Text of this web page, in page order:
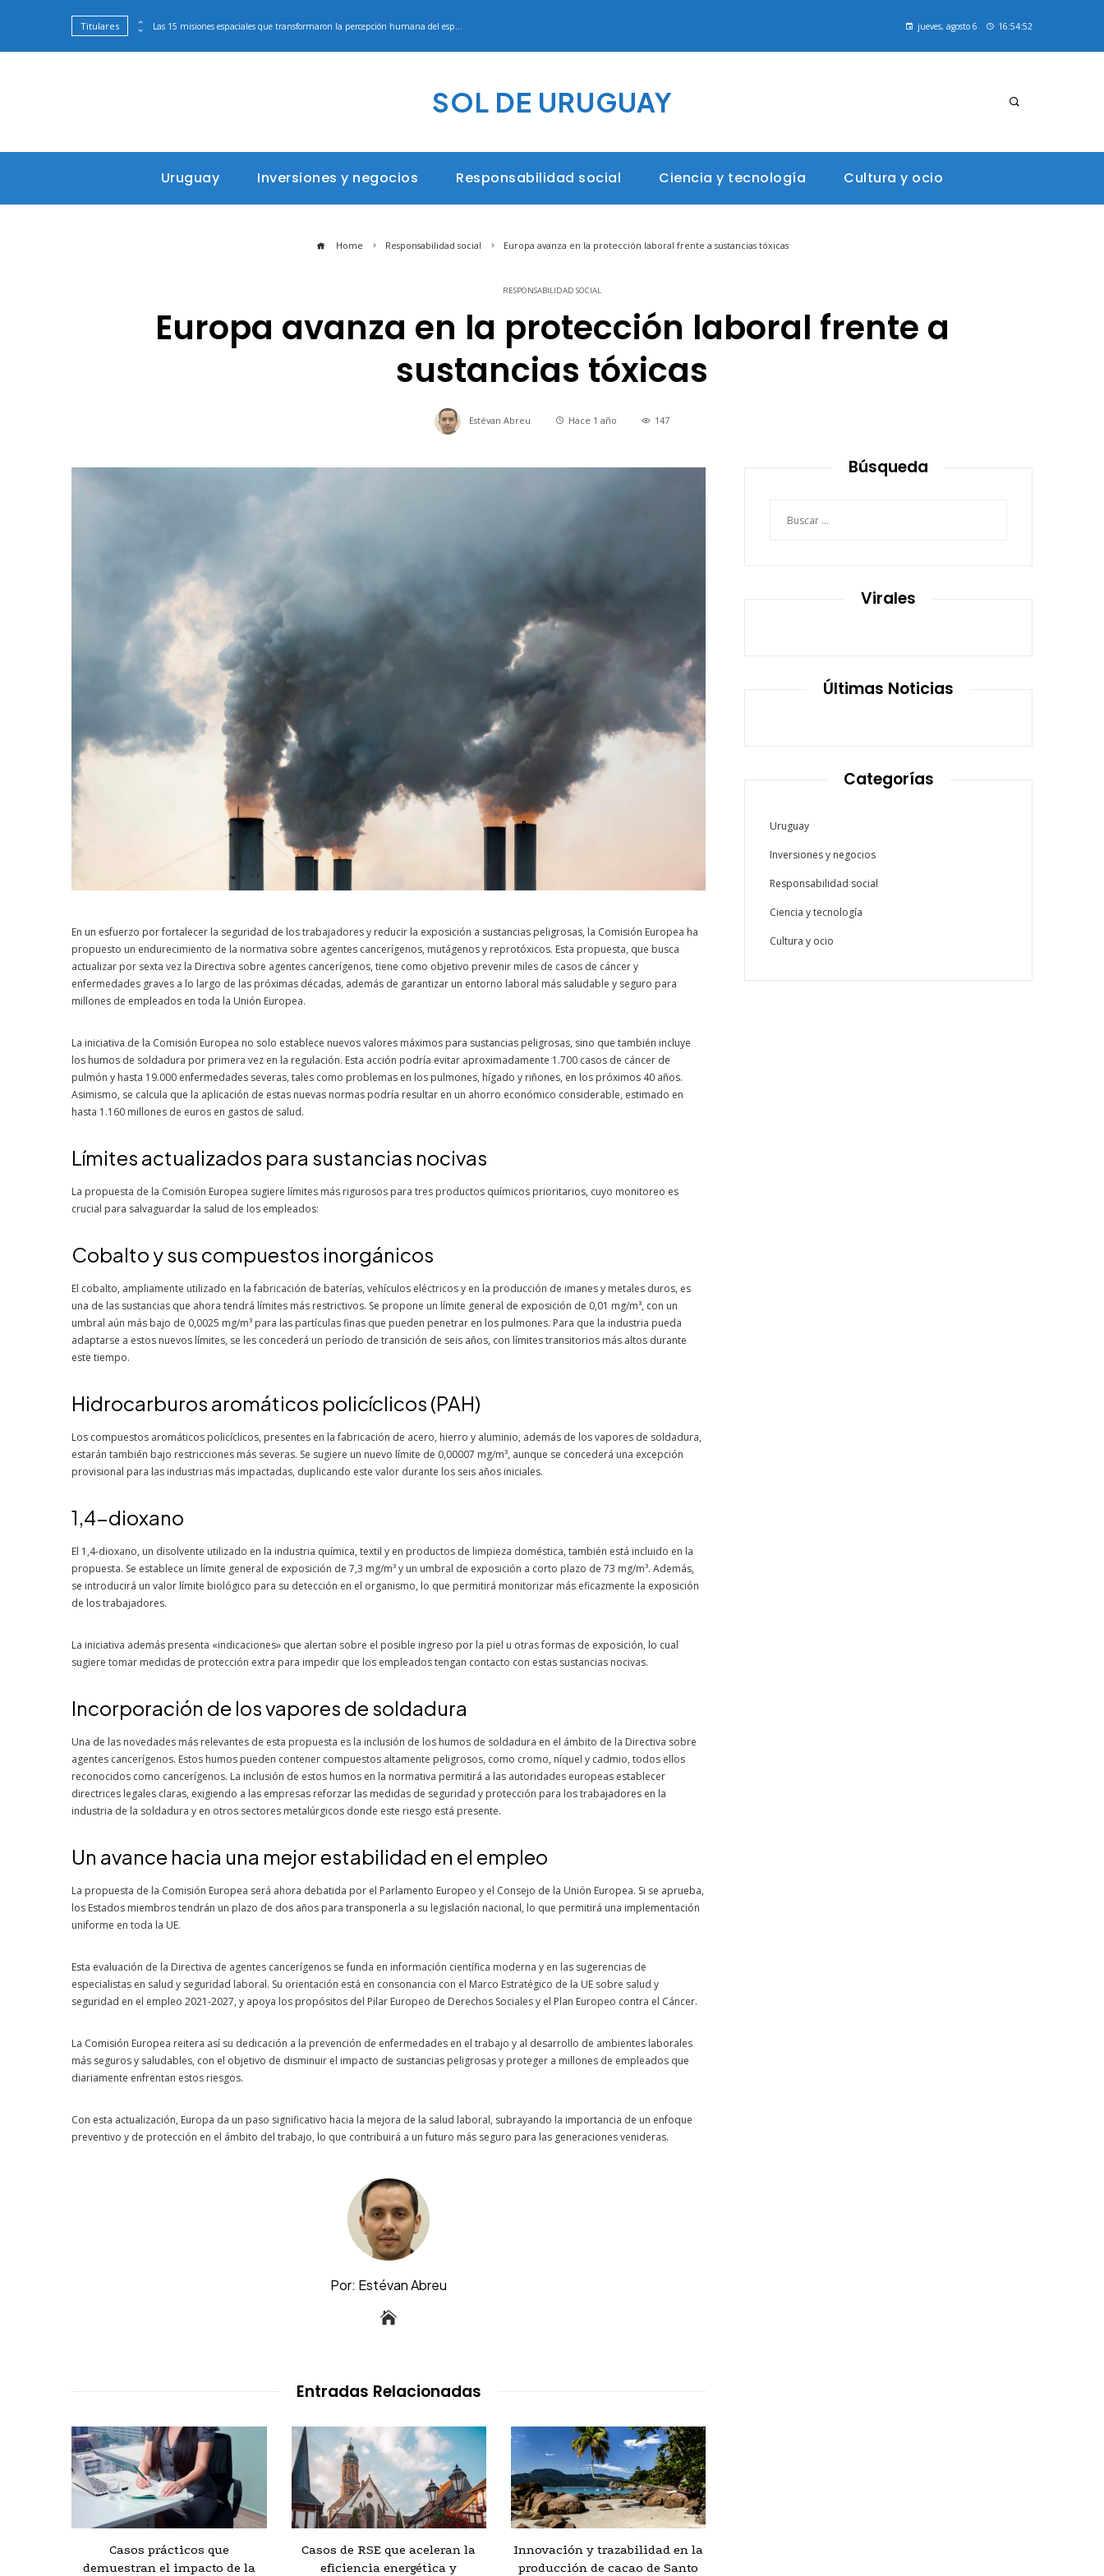
Titulares
oficiales y presentaciones en vivo Historia de las empresas más valiosas en el mercado bursátil global
jueves, agosto 6 16:54:53
SOL DE URUGUAY
Uruguay Inversiones y negocios Responsabilidad social Ciencia y tecnología Cultura y ocio
Home Responsabilidad social Europa avanza en la protección laboral frente a sustancias tóxicas
RESPONSABILIDAD SOCIAL
Europa avanza en la protección laboral frente a
sustancias tóxicas
Estévan Abreu Hace 1 año 147
En un esfuerzo por fortalecer la seguridad de los trabajadores y reducir la exposición a sustancias peligrosas, la Comisión Europea ha
propuesto un endurecimiento de la normativa sobre agentes cancerígenos, mutágenos y reprotóxicos. Esta propuesta, que busca
actualizar por sexta vez la Directiva sobre agentes cancerígenos, tiene como objetivo prevenir miles de casos de cáncer y
enfermedades graves a lo largo de las próximas décadas, además de garantizar un entorno laboral más saludable y seguro para
millones de empleados en toda la Unión Europea.
La iniciativa de la Comisión Europea no solo establece nuevos valores máximos para sustancias peligrosas, sino que también incluye
los humos de soldadura por primera vez en la regulación. Esta acción podría evitar aproximadamente 1.700 casos de cáncer de
pulmón y hasta 19.000 enfermedades severas, tales como problemas en los pulmones, hígado y riñones, en los próximos 40 años.
Asimismo, se calcula que la aplicación de estas nuevas normas podría resultar en un ahorro económico considerable, estimado en
hasta 1.160 millones de euros en gastos de salud.
Límites actualizados para sustancias nocivas
La propuesta de la Comisión Europea sugiere límites más rigurosos para tres productos químicos prioritarios, cuyo monitoreo es
crucial para salvaguardar la salud de los empleados:
Cobalto y sus compuestos inorgánicos
El cobalto, ampliamente utilizado en la fabricación de baterías, vehículos eléctricos y en la producción de imanes y metales duros, es
una de las sustancias que ahora tendrá límites más restrictivos. Se propone un límite general de exposición de 0,01 mg/m³, con un
umbral aún más bajo de 0,0025 mg/m³ para las partículas finas que pueden penetrar en los pulmones. Para que la industria pueda
adaptarse a estos nuevos límites, se les concederá un período de transición de seis años, con límites transitorios más altos durante
este tiempo.
Hidrocarburos aromáticos policíclicos (PAH)
Los compuestos aromáticos policíclicos, presentes en la fabricación de acero, hierro y aluminio, además de los vapores de soldadura,
estarán también bajo restricciones más severas. Se sugiere un nuevo límite de 0,00007 mg/m³, aunque se concederá una excepción
provisional para las industrias más impactadas, duplicando este valor durante los seis años iniciales.
1,4-dioxano
El 1,4-dioxano, un disolvente utilizado en la industria química, textil y en productos de limpieza doméstica, también está incluido en la
propuesta. Se establece un límite general de exposición de 7,3 mg/m³ y un umbral de exposición a corto plazo de 73 mg/m³. Además,
se introducirá un valor límite biológico para su detección en el organismo, lo que permitirá monitorizar más eficazmente la exposición
de los trabajadores.
La iniciativa además presenta «indicaciones» que alertan sobre el posible ingreso por la piel u otras formas de exposición, lo cual
sugiere tomar medidas de protección extra para impedir que los empleados tengan contacto con estas sustancias nocivas.
Incorporación de los vapores de soldadura
Una de las novedades más relevantes de esta propuesta es la inclusión de los humos de soldadura en el ámbito de la Directiva sobre
agentes cancerígenos. Estos humos pueden contener compuestos altamente peligrosos, como cromo, níquel y cadmio, todos ellos
reconocidos como cancerígenos. La inclusión de estos humos en la normativa permitirá a las autoridades europeas establecer
directrices legales claras, exigiendo a las empresas reforzar las medidas de seguridad y protección para los trabajadores en la
industria de la soldadura y en otros sectores metalúrgicos donde este riesgo está presente.
Un avance hacia una mejor estabilidad en el empleo
La propuesta de la Comisión Europea será ahora debatida por el Parlamento Europeo y el Consejo de la Unión Europea. Si se aprueba,
los Estados miembros tendrán un plazo de dos años para transponerla a su legislación nacional, lo que permitirá una implementación
uniforme en toda la UE.
Esta evaluación de la Directiva de agentes cancerígenos se funda en información científica moderna y en las sugerencias de
especialistas en salud y seguridad laboral. Su orientación está en consonancia con el Marco Estratégico de la UE sobre salud y
seguridad en el empleo 2021-2027, y apoya los propósitos del Pilar Europeo de Derechos Sociales y el Plan Europeo contra el Cáncer.
La Comisión Europea reitera así su dedicación a la prevención de enfermedades en el trabajo y al desarrollo de ambientes laborales
más seguros y saludables, con el objetivo de disminuir el impacto de sustancias peligrosas y proteger a millones de empleados que
diariamente enfrentan estos riesgos.
Con esta actualización, Europa da un paso significativo hacia la mejora de la salud laboral, subrayando la importancia de un enfoque
preventivo y de protección en el ámbito del trabajo, lo que contribuirá a un futuro más seguro para las generaciones venideras.
Por: Estévan Abreu
Entradas Relacionadas
Casos prácticos que
demuestran el impacto de la
Casos de RSE que aceleran la
eficiencia energética y
Innovación y trazabilidad en la
producción de cacao de Santo
Búsqueda
Virales
Últimas Noticias
Categorías
Uruguay
Inversiones y negocios
Responsabilidad social
Ciencia y tecnología
Cultura y ocio